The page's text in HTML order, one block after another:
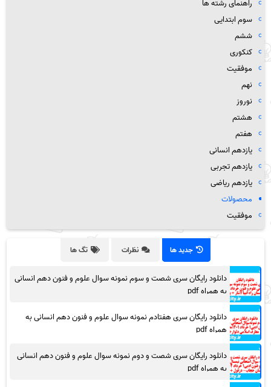
راهنمای رشته ها
سوم ابتدایی
ششم
کنکوری
موفقیت
نهم
نوروز
هشتم
هفتم
یازدهم انسانی
یازدهم تجربی
یازدهم ریاضی
محصولات
موفقیت
جدید ها نظرات تگ ها
دانلود رایگان سری شصت و سوم نمونه سوال علوم و فنون دهم انسانی
به همراه pdf
دانلود رایگان سری هفتادم نمونه سوال علوم و فنون دهم انسانی به
همراه pdf
دانلود رایگان سری شصت و دوم نمونه سوال علوم و فنون دهم انسانی
به همراه pdf